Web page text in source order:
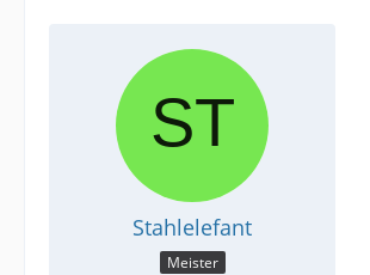
Stahlelefant
Meister